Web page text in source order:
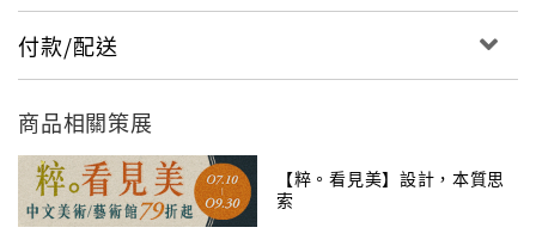
多年，顧問服務美國400家設計公司唯一總整理！作者
完全為了「經營與建立一家設計公司」的人而設想。從
計價收費（10％編列預算哲學）與人資運用（如何對待
員工、員工如何對待彼此，你和員工如何對待業主…業
主如何對待你）、品牌建立（盡可能不要把自己的臉和
品牌名字排在一起）與專案管理（保持良好溝通是最強
大的力量）、到行銷企劃（人們如果知道你是誰，人生
往往就輕鬆多了）與授權合作（授權或自製），全書以
付款/配送
商品相關策展
【粹。看見美】設計，本質思
索